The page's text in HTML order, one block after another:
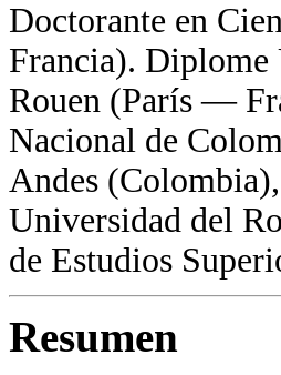
Doctorante en
Francia). Diplome
Rouen (París —
Nacional de
Andes
Universidad del
de Estudios
Resumen